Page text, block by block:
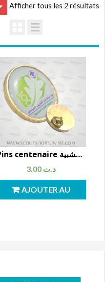
Afficher tous les 2 résultats
Pins centenaire شعار مأوية الشارة الخشبية
3.00 د.ت
AJOUTER AU